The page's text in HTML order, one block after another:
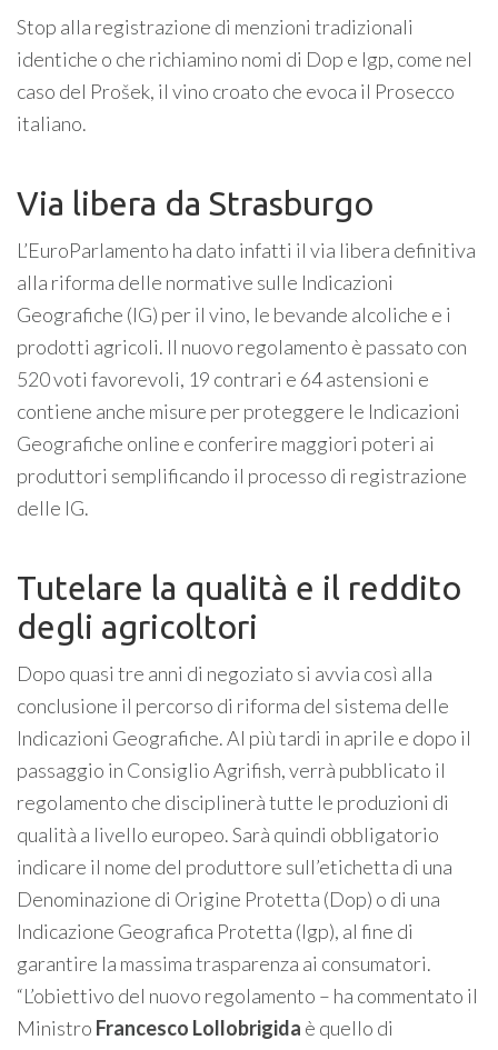
Stop alla registrazione di menzioni tradizionali
identiche o che richiamino nomi di Dop e Igp, come nel
caso del Prošek, il vino croato che evoca il Prosecco
italiano.
Via libera da Strasburgo
L’EuroParlamento ha dato infatti il via libera definitiva
alla riforma delle normative sulle Indicazioni
Geografiche (IG) per il vino, le bevande alcoliche e i
prodotti agricoli. Il nuovo regolamento è passato con
520 voti favorevoli, 19 contrari e 64 astensioni e
contiene anche misure per proteggere le Indicazioni
Geografiche online e conferire maggiori poteri ai
produttori semplificando il processo di registrazione
delle IG.
Tutelare la qualità e il reddito
degli agricoltori
Dopo quasi tre anni di negoziato si avvia così alla
conclusione il percorso di riforma del sistema delle
Indicazioni Geografiche. Al più tardi in aprile e dopo il
passaggio in Consiglio Agrifish, verrà pubblicato il
regolamento che disciplinerà tutte le produzioni di
qualità a livello europeo. Sarà quindi obbligatorio
indicare il nome del produttore sull’etichetta di una
Denominazione di Origine Protetta (Dop) o di una
Indicazione Geografica Protetta (Igp), al fine di
garantire la massima trasparenza ai consumatori.
“L’obiettivo del nuovo regolamento – ha commentato il
Ministro Francesco Lollobrigida è quello di